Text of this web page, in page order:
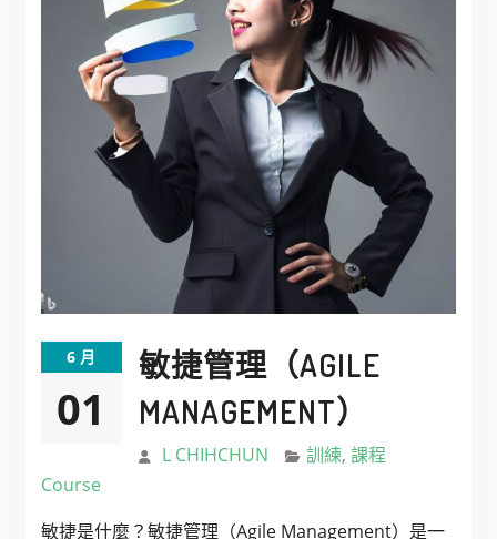
6 月
01
敏捷管理（AGILE
MANAGEMENT）
L CHIHCHUN 訓練, 課程
Course
敏捷是什麼？敏捷管理（Agile Management）是一